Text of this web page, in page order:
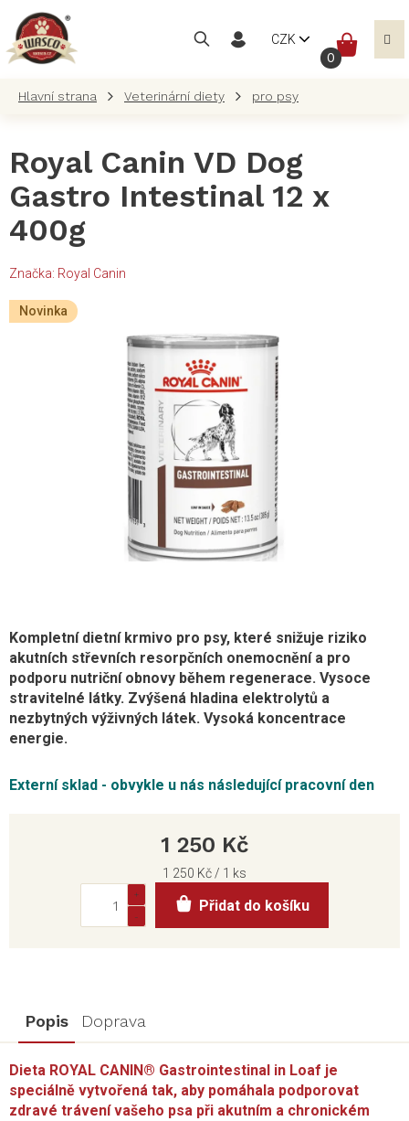
obsah
CZK
Veterinární diety pro psy
Royal Canin VD Dog
Gastro Intestinal 12 x
400g
Značka: Royal Canin
Novinka
Externí sklad - obvykle u nás následující pracovní den
Kompletní dietní krmivo pro psy, které snižuje riziko
akutních střevních resorpčních onemocnění a pro
podporu nutriční obnovy během regenerace. Vysoce
stravitelné látky. Zvýšená hladina elektrolytů a
nezbytných výživných látek. Vysoká koncentrace
energie.
1 250 Kč
Měrná
1 250 Kč / 1 ks
Přidat do košíku
Popis Doprava
Dieta ROYAL CANIN® Gastrointestinal in Loaf je
speciálně vytvořená tak, aby pomáhala podporovat
zdravé trávení vašeho psa při akutním a chronickém